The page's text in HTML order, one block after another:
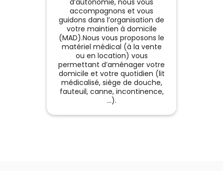
accompagnons et vous
guidons dans l’organisation de
votre maintien à domicile
(MAD).Nous vous proposons le
matériel médical (à la vente
ou en location) vous
permettant d’aménager votre
domicile et votre quotidien (lit
médicalisé, siège de douche,
fauteuil, canne, incontinence,
…).